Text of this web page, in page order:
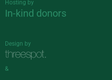
Hosting by
In-kind donors
Design by
&